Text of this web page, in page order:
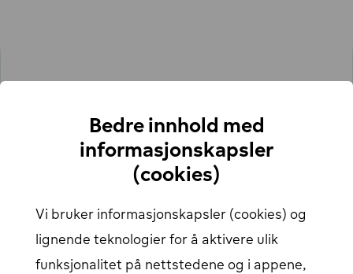
Høsten med elbil – på vei til fjellet eller hytta?
Kom i gang
Finn alle ladestasjoner
Brukerstøtte
Bedre innhold med
informasjonskapsler
(cookies)
Vi bruker informasjonskapsler (cookies) og
lignende teknologier for å aktivere ulik
funksjonalitet på nettstedene og i appene,